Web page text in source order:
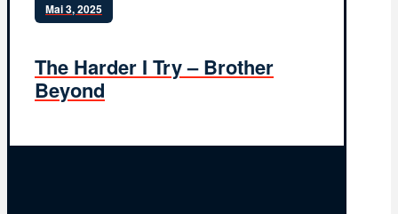
Mai 3, 2025
The Harder I Try – Brother
Beyond